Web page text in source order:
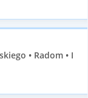
• Radom • I